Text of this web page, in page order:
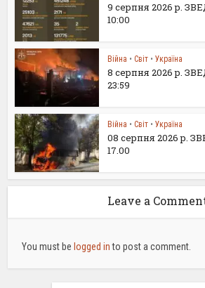
9 серпня 2026 р.
10:00
Війна • Світ • Україна
8 серпня 2026 р.
23:59
Війна • Світ • Україна
08 серпня 2026 р.
17.00
Leave a
You must be logged into post a comment.